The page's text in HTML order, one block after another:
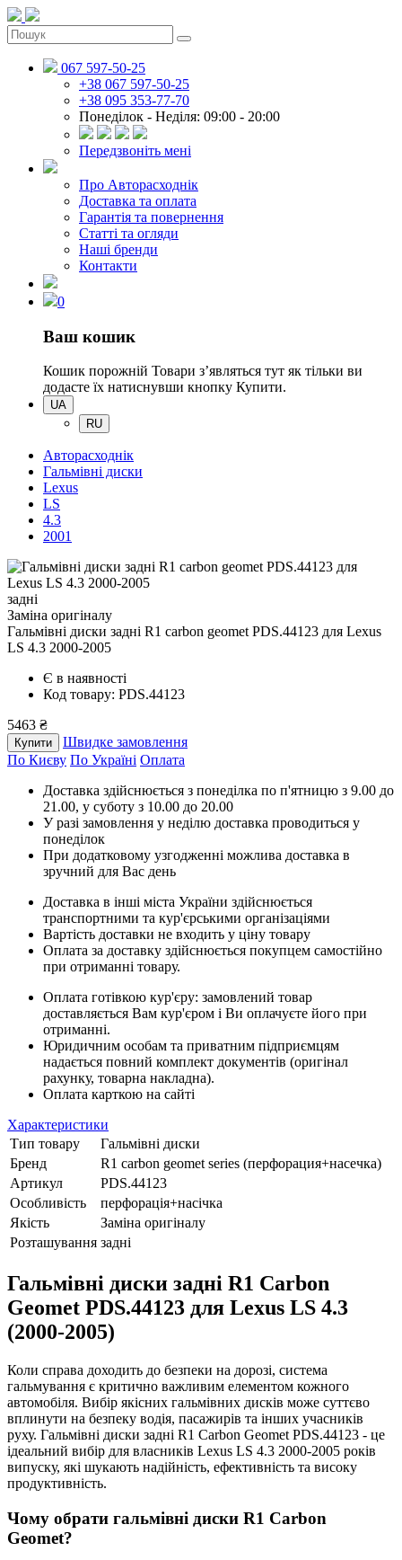
067 597-50-25
+38 067 597-50-25
+38 095 353-77-70
Понеділок - Неділя: 09:00 - 20:00
Передзвоніть мені
Про Авторасходнік
Доставка та оплата
Гарантія та повернення
Статті та огляди
Наші бренди
Контакти
0
Ваш кошик
Кошик порожній Товари зʼявляться тут як тільки ви
додасте їх натиснувши кнопку Купити.
UA
RU
Авторасходнік
Гальмівні диски
Lexus
LS
4.3
2001
задні
Заміна оригіналу
Гальмівні диски задні R1 carbon geomet PDS.44123 для Lexus
LS 4.3 2000-2005
Є в наявності
Код товару: PDS.44123
5463 ₴
Купити
Швидке замовлення
По Києву По Україні Оплата
Доставка здійснюється з понеділка по п'ятницю з 9.00 до
21.00, у суботу з 10.00 до 20.00
У разі замовлення у неділю доставка проводиться у
понеділок
При додатковому узгодженні можлива доставка в
зручний для Вас день
Доставка в інші міста України здійснюється
транспортними та кур'єрськими організаціями
Вартість доставки не входить у ціну товару
Оплата за доставку здійснюється покупцем самостійно
при отриманні товару.
Оплата готівкою кур'єру: замовлений товар
доставляється Вам кур'єром і Ви оплачуєте його при
отриманні.
Юридичним особам та приватним підприємцям
надається повний комплект документів (оригінал
рахунку, товарна накладна).
Оплата карткою на сайті
Характеристики
Тип товару
Гальмівні диски
Бренд
R1 carbon geomet series (перфорация+насечка)
Артикул
PDS.44123
Особливість
перфорація+насічка
Якість
Заміна оригіналу
Розташування задні
Гальмівні диски задні R1 Carbon
Geomet PDS.44123 для Lexus LS 4.3
(2000-2005)
Коли справа доходить до безпеки на дорозі, система
гальмування є критично важливим елементом кожного
автомобіля. Вибір якісних гальмівних дисків може суттєво
вплинути на безпеку водія, пасажирів та інших учасників
руху. Гальмівні диски задні R1 Carbon Geomet PDS.44123 - це
ідеальний вибір для власників Lexus LS 4.3 2000-2005 років
випуску, які шукають надійність, ефективність та високу
продуктивність.
Чому обрати гальмівні диски R1 Carbon
Geomet?